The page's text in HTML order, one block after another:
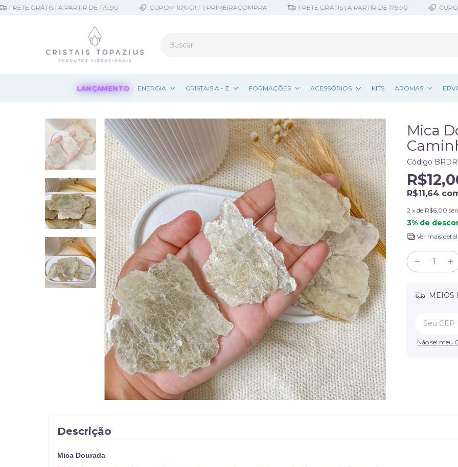
GRÁTIS | A PARTIR DE 179,90 CUPOM 10% OFF | PRIMEIRACOMPRA FRETE GRÁTIS | A PARTIR DE 179,90 CUPOM
LANÇAMENTO ENERGIA CRISTAIS A - Z FORMAÇÕES ACESSÓRIOS KITS AROMAS
Mica
Código
R$11,64
2 x de R$6,00
3% de
Ver mais
MEIOS
Não sei meu
Descrição
Mica Dourada